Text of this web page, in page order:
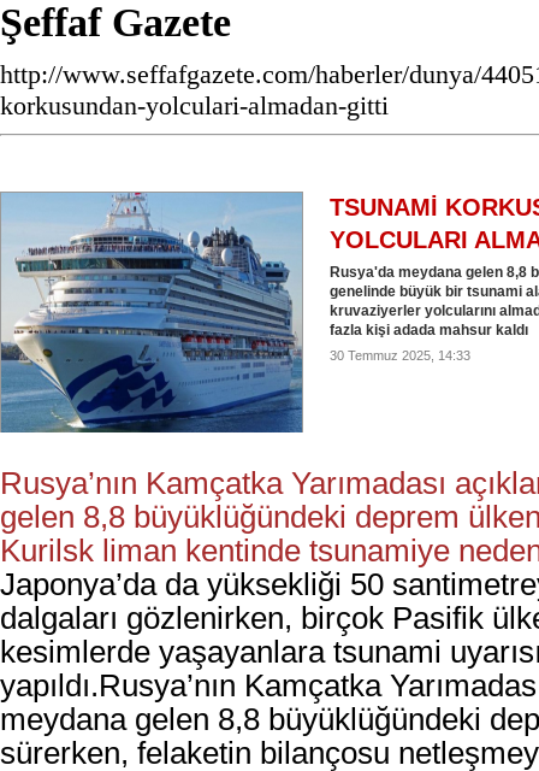
Şeffaf Gazete
http://www.seffafgazete.com/haberler/dunya/
korkusundan-yolculari-almadan-gitti
TSUNAMİ
YOLCULARI
Rusya'da meydana gelen 8,8
genelinde büyük bir tsunami
kruvaziyerler yolcularını
fazla kişi adada mahsur kaldı
30 Temmuz 2025, 14:33
Rusya’nın Kamçatka Yarımadası
gelen 8,8 büyüklüğündeki deprem
Kurilsk liman kentinde tsunamiye
Japonya’da da yüksekliği 50
dalgaları gözlenirken, birçok Pasifik
kesimlerde yaşayanlara tsunami
yapıldı.Rusya’nın Kamçatka
meydana gelen 8,8 büyüklüğündeki
sürerken, felaketin bilançosu